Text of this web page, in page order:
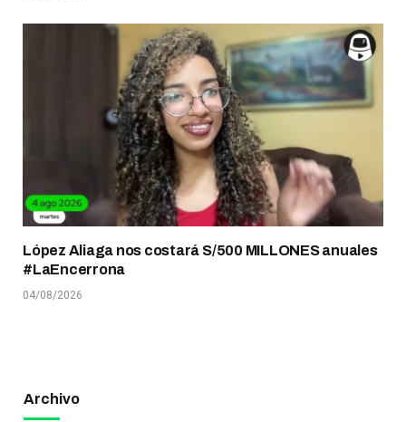
López Aliaga nos costará S/500 MILLONES anuales
#LaEncerrona
04/08/2026
Archivo